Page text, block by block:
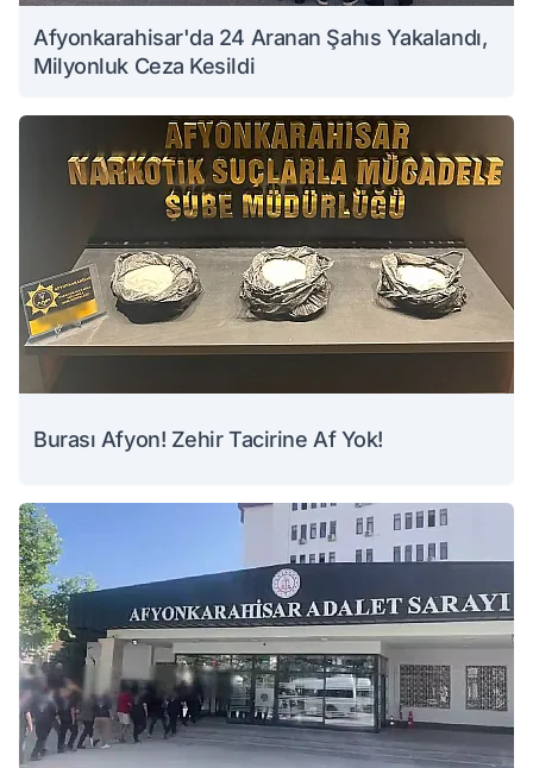
Afyonkarahisar'da 24 Aranan Şahıs Yakalandı,
Milyonluk Ceza Kesildi
Burası Afyon! Zehir Tacirine Af Yok!